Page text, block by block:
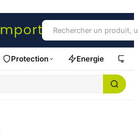
Protection Energie